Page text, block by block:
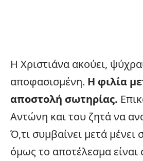
Η Χριστιάνα ακούει,
αποφασισμένη. Η φιλία
αποστολή σωτηρίας.
Αντώνη και του ζητά να
Ό,τι συμβαίνει μετά μένει
όμως το αποτέλεσμα